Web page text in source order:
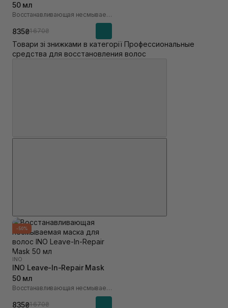
50 мл
Восстанавливающая несмываемая маска для волос
835₴1 670₴
Товари зі знижками в категорії Профессиональные
средства для восстановления волос
-50%
INO
INO Leave-In-Repair Mask
50 мл
Восстанавливающая несмываемая маска для волос
835₴1 670₴